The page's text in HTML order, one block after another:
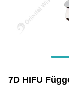
7D HIFU